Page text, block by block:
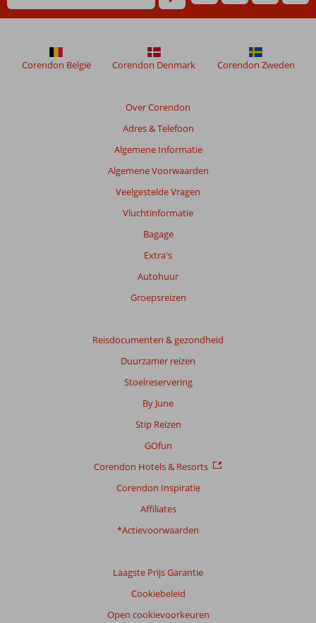
Over Corendon
Adres & Telefoon
Algemene Informatie
Algemene Voorwaarden
Veelgestelde Vragen
Vluchtinformatie
Bagage
Extra's
Autohuur
Groepsreizen
Reisdocumenten & gezondheid
Duurzamer reizen
Stoelreservering
By June
Stip Reizen
GOfun
Corendon Hotels & Resorts
Corendon Inspiratie
Affiliates
*Actievoorwaarden
Laagste Prijs Garantie
Cookiebeleid
Open cookievoorkeuren
Corendon België Corendon Denmark Corendon Zweden